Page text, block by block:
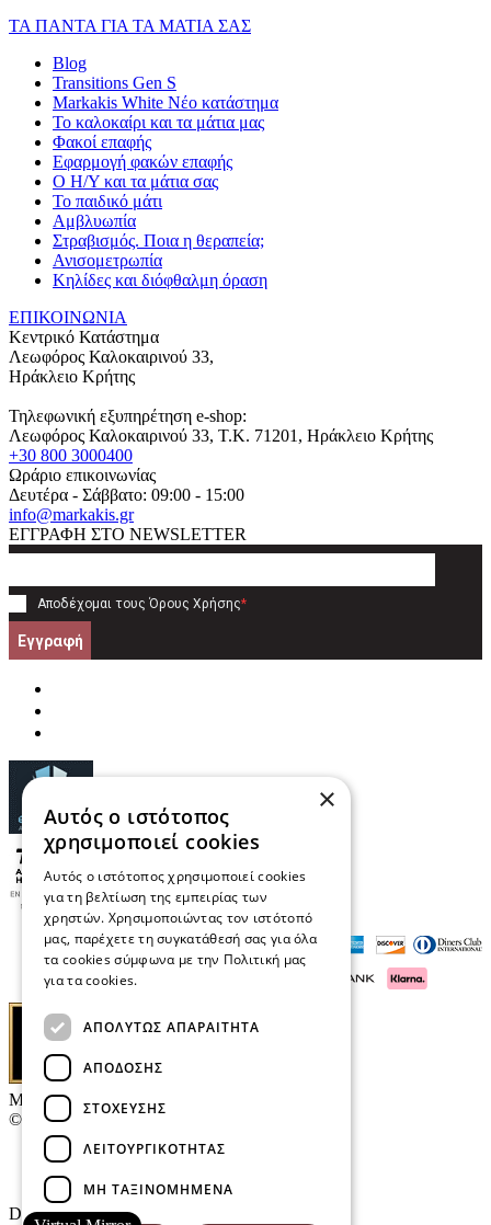
ΤΑ ΠΑΝΤΑ ΓΙΑ ΤΑ ΜΑΤΙΑ ΣΑΣ
Blog
Transitions Gen S
Markakis White Νέο κατάστημα
Το καλοκαίρι και τα μάτια μας
Φακοί επαφής
Εφαρμογή φακών επαφής
Ο Η/Υ και τα μάτια σας
Το παιδικό μάτι
Αμβλυωπία
Στραβισμός. Ποια η θεραπεία;
Ανισομετρωπία
Κηλίδες και διόφθαλμη όραση
ΕΠΙΚΟΙΝΩΝΙΑ
Κεντρικό Κατάστημα
Λεωφόρος Καλοκαιρινού 33,
Ηράκλειο Κρήτης
Τηλεφωνική εξυπηρέτηση e-shop:
Λεωφόρος Καλοκαιρινού 33, T.K. 71201, Ηράκλειο Κρήτης
+30 800 3000400
Ωράριο επικοινωνίας
Δευτέρα - Σάββατο: 09:00 - 15:00
info@markakis.gr
ΕΓΓΡΑΦΗ ΣΤΟ NEWSLETTER
Αποδέχομαι τους Όρους Χρήσης*
Εγγραφή
Μαρκάκης Οπτικά
© 2026
Επικοινωνία
E-Volution Awards
Designed & developed by
×
Αυτός ο ιστότοπος
χρησιμοποιεί cookies
Αυτός ο ιστότοπος χρησιμοποιεί cookies
για τη βελτίωση της εμπειρίας των
χρηστών. Χρησιμοποιώντας τον ιστότοπό
μας, παρέχετε τη συγκατάθεσή σας για όλα
τα cookies σύμφωνα με την Πολιτική μας
για τα cookies.
ΑΠΟΛΎΤΩΣ ΑΠΑΡΑΊΤΗΤΑ
ΑΠΌΔΟΣΗΣ
ΣΤΌΧΕΥΣΗΣ
ΛΕΙΤΟΥΡΓΙΚΌΤΗΤΑΣ
ΜΗ ΤΑΞΙΝΟΜΗΜΈΝΑ